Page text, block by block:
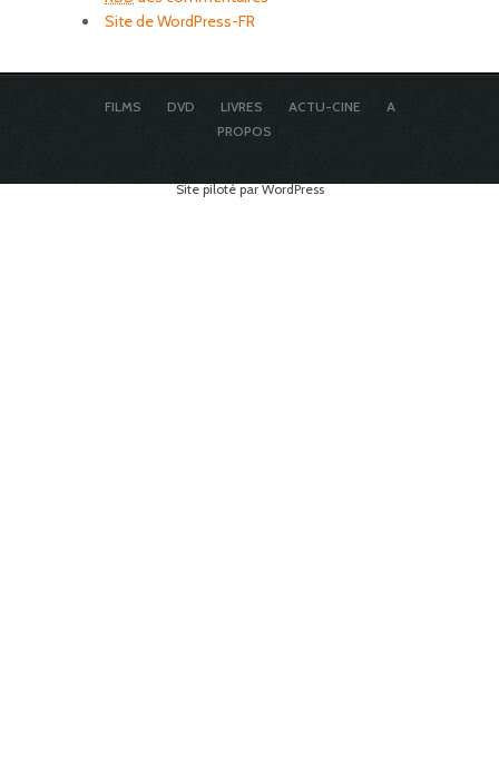
Site de WordPress-FR
FILMS DVD LIVRES ACTU-CINE
A
PROPOS
Site piloté par WordPress